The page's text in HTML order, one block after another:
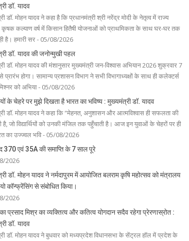
डॉ. यादव
डॉ. मोहन यादव ने कहा है कि प्रधानमंत्री श्री नरेंद्र मोदी के नेतृत्व में राज्य
कल्याण वर्ष में किसान हितैषी योजनाओं को प्राथमिकता के साथ घर-घर तक
है। हमारी सर - 05/08/2026
डॉ. यादव की जनोन्मुखी पहल
डॉ. मोहन यादव की मंशानुसार मुख्यमंत्री जन-विश्वास अभियान 2026 शुक्रवार 7
होगा। सामान्य प्रशासन विभाग ने सभी विभागाध्यक्षों के साथ ही कलेक्टर्स
को अभिया - 05/08/2026
के चेहरे पर मुझे दिखता है भारत का भविष्य : मुख्यमंत्री डॉ. यादव
डॉ. मोहन यादव ने कहा कि “मेहनत, अनुशासन और आत्मविश्वास ही सफलता की
है, जो विद्यार्थियों को उनकी मंजिल तक पहुँचाती है। आज इन युवाओं के चेहरों पर ही
का उज्ज्वल भवि - 05/08/2026
370 एवं 35A की समाप्ति के 7 साल पूरे
2026
डॉ. मोहन यादव ने नर्मदापुरम में आयोजित बलराम कृषि महोत्सव को मंत्रालय
कॉन्फ्रेंसिंग से संबोधित किया।
2026
प्रसाद मिश्र का व्यक्तित्व और कतित्व योगदान सदैव रहेगा प्रेरणास्रोत :
डॉ. यादव
डॉ. मोहन यादव ने बुधवार को मध्यप्रदेश विधानसभा के सेंट्रल हॉल में प्रदेश के